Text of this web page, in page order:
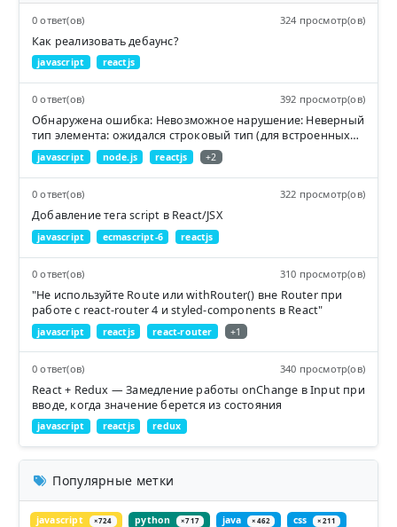
0 ответ(ов) 324 просмотр(ов)
Как реализовать дебаунс?
javascript reactjs
0 ответ(ов) 392 просмотр(ов)
Обнаружена ошибка: Невозможное нарушение: Неверный
тип элемента: ожидался строковый тип (для встроенных
компонентов) или класс/функция, но получен объект
javascript node.js reactjs +2
0 ответ(ов) 322 просмотр(ов)
Добавление тега script в React/JSX
javascript ecmascript-6 reactjs
0 ответ(ов) 310 просмотр(ов)
"Не используйте Route или withRouter() вне Router при
работе с react-router 4 и styled-components в React"
javascript reactjs react-router +1
0 ответ(ов) 340 просмотр(ов)
React + Redux — Замедление работы onChange в Input при
вводе, когда значение берется из состояния
javascript reactjs redux
Популярные метки
javascript ×724 python ×717 java ×462 css ×211